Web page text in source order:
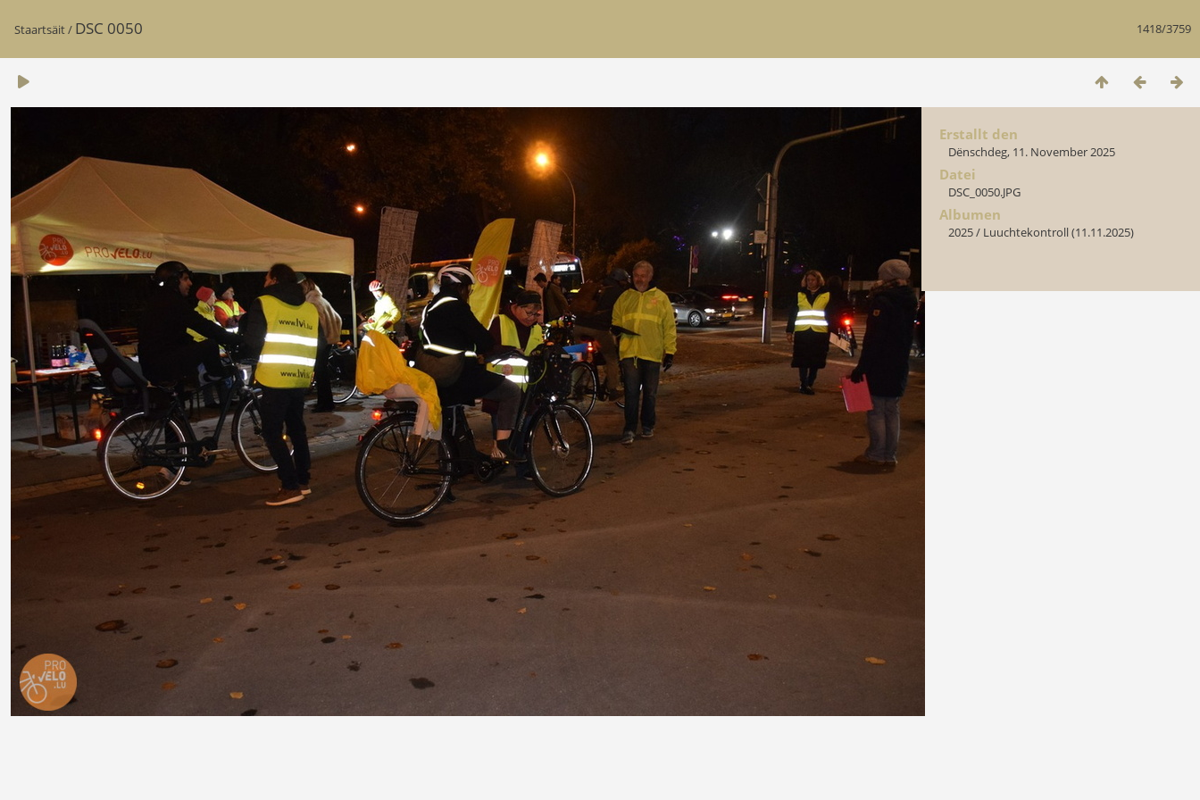
1418/3759
Staartsäit/ DSC 0050
Erstallt den
Dënschdeg, 11. November 2025
Datei
DSC_0050.JPG
Albumen
2025/ Luuchtekontroll (11.11.2025)